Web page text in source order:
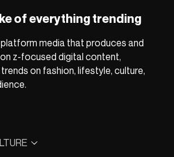
of everything trending
platform media that produces and
z-focused digital content,
on fashion, lifestyle, culture,